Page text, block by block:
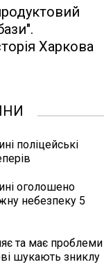
Харкова
поліцейські
оголошено
небезпеку 5
та має проблеми
шукають зниклу